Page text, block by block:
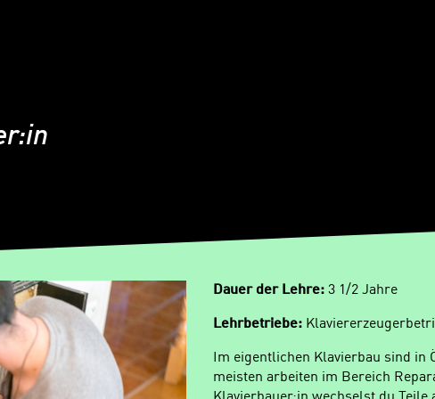
Dauer der Lehre: 3 1/2 Jahre
Lehrbetriebe:
Im eigentlichen Klavierbau sind in
meisten arbeiten im Bereich